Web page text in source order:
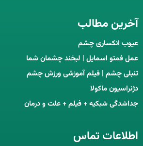
آخرین مطالب
عیوب انکساری چشم
عمل فمتو اسمایل | لبخند چشمان شما
تنبلی چشم | فیلم آموزشی ورزش چشم
دژنراسیون ماکولا
جداشدگی شبکیه + فیلم + علت و درمان
اطلاعات تماس